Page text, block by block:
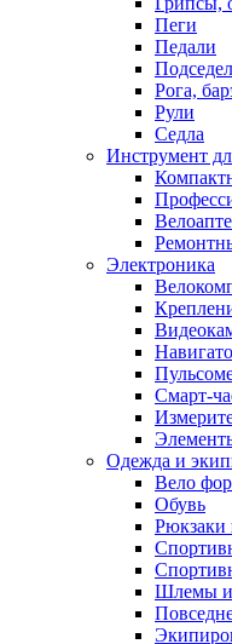
Пеги
Педали
Рога,
Рули
Седла
Инструмент
Электроника
Смарт-
Одежда и
Вело
Обувь
Рюкзаки
Шлемы и